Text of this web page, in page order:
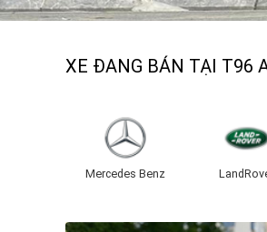
XE ĐANG BÁN TẠI T96
Mercedes Benz